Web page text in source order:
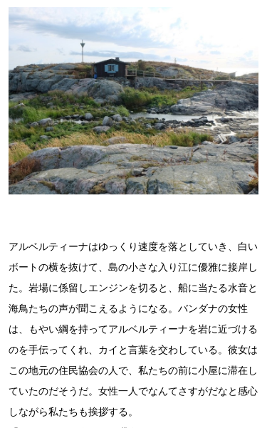
アルベルティーナはゆっくり速度を落としていき、白い
ボートの横を抜けて、島の小さな入り江に優雅に接岸し
た。岩場に係留しエンジンを切ると、船に当たる水音と
海鳥たちの声が聞こえるようになる。バンダナの女性
は、もやい綱を持ってアルベルティーナを岩に近づける
のを手伝ってくれ、カイと言葉を交わしている。彼女は
この地元の住民協会の人で、私たちの前に小屋に滞在し
ていたのだそうだ。女性一人でなんてさすがだなと感心
しながら私たちも挨拶する。